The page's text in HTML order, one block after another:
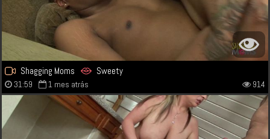
Shagging Moms Sweety
31:59 1 mes atrás 914